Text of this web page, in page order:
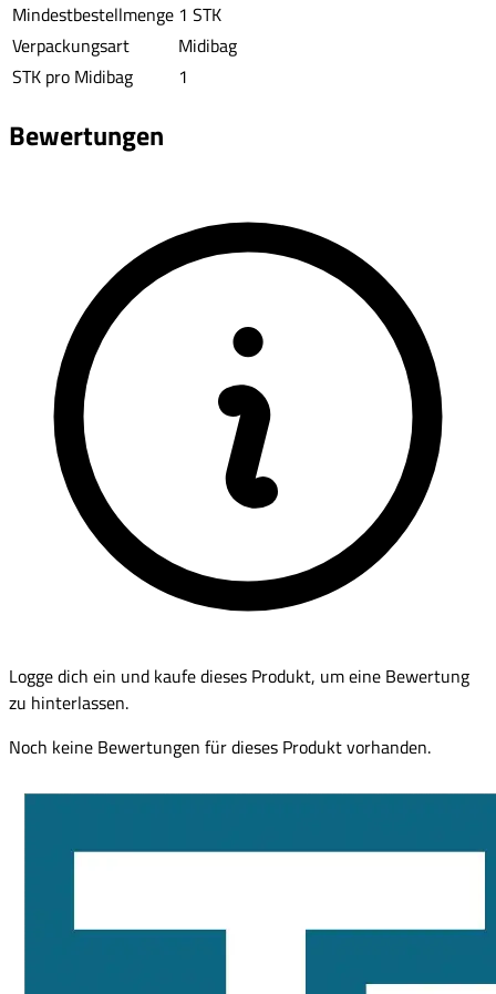
Mindestbestellmenge 1 STK
Verpackungsart
Midibag
STK pro Midibag
1
Bewertungen
Logge dich ein und kaufe dieses Produkt, um eine Bewertung
zu hinterlassen.
Noch keine Bewertungen für dieses Produkt vorhanden.